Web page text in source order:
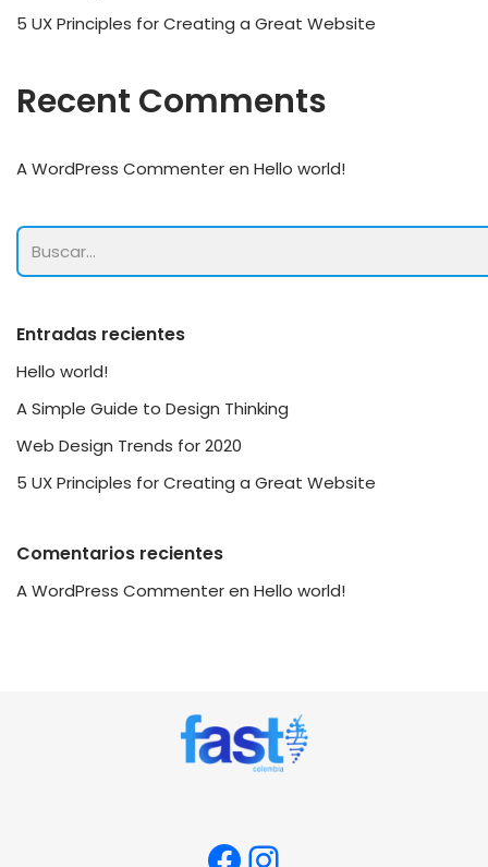
5 UX Principles for Creating a Great Website
Recent Comments
A WordPress Commenteren Hello world!
Entradas recientes
Hello world!
A Simple Guide to Design Thinking
Web Design Trends for 2020
5 UX Principles for Creating a Great Website
Comentarios recientes
A WordPress Commenteren Hello world!